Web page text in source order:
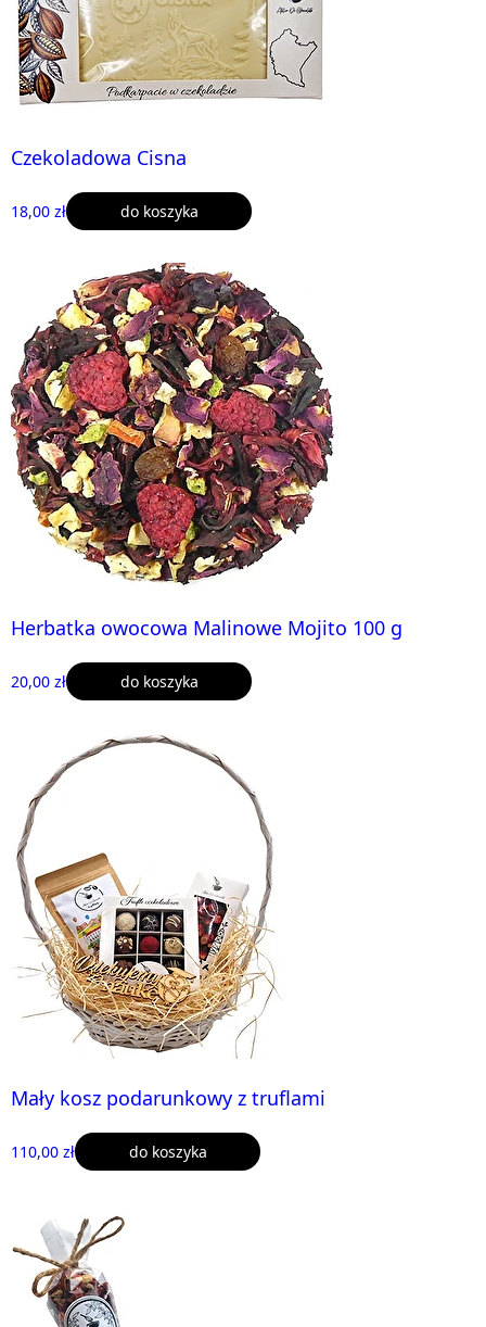
Czekoladowa Cisna
18,00 zł do koszyka
Herbatka owocowa Malinowe Mojito 100 g
20,00 zł do koszyka
Mały kosz podarunkowy z truflami
110,00 zł do koszyka